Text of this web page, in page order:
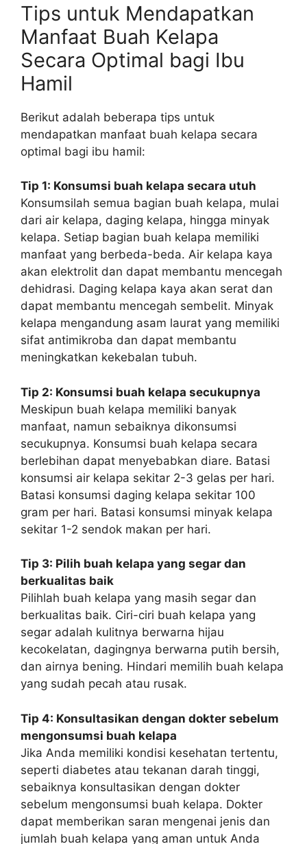
Tips untuk Mendapatkan
Manfaat Buah Kelapa
Secara Optimal bagi Ibu
Hamil
Berikut adalah beberapa tips untuk
mendapatkan manfaat buah kelapa secara
optimal bagi ibu hamil:
Tip 1: Konsumsi buah kelapa secara utuh
Konsumsilah semua bagian buah kelapa, mulai
dari air kelapa, daging kelapa, hingga minyak
kelapa. Setiap bagian buah kelapa memiliki
manfaat yang berbeda-beda. Air kelapa kaya
akan elektrolit dan dapat membantu mencegah
dehidrasi. Daging kelapa kaya akan serat dan
dapat membantu mencegah sembelit. Minyak
kelapa mengandung asam laurat yang memiliki
sifat antimikroba dan dapat membantu
meningkatkan kekebalan tubuh.
Tip 2: Konsumsi buah kelapa secukupnya
Meskipun buah kelapa memiliki banyak
manfaat, namun sebaiknya dikonsumsi
secukupnya. Konsumsi buah kelapa secara
berlebihan dapat menyebabkan diare. Batasi
konsumsi air kelapa sekitar 2-3 gelas per hari.
Batasi konsumsi daging kelapa sekitar 100
gram per hari. Batasi konsumsi minyak kelapa
sekitar 1-2 sendok makan per hari.
Tip 3: Pilih buah kelapa yang segar dan
berkualitas baik
Pilihlah buah kelapa yang masih segar dan
berkualitas baik. Ciri-ciri buah kelapa yang
segar adalah kulitnya berwarna hijau
kecokelatan, dagingnya berwarna putih bersih,
dan airnya bening. Hindari memilih buah kelapa
yang sudah pecah atau rusak.
Tip 4: Konsultasikan dengan dokter sebelum
mengonsumsi buah kelapa
Jika Anda memiliki kondisi kesehatan tertentu,
seperti diabetes atau tekanan darah tinggi,
sebaiknya konsultasikan dengan dokter
sebelum mengonsumsi buah kelapa. Dokter
dapat memberikan saran mengenai jenis dan
jumlah buah kelapa yang aman untuk Anda